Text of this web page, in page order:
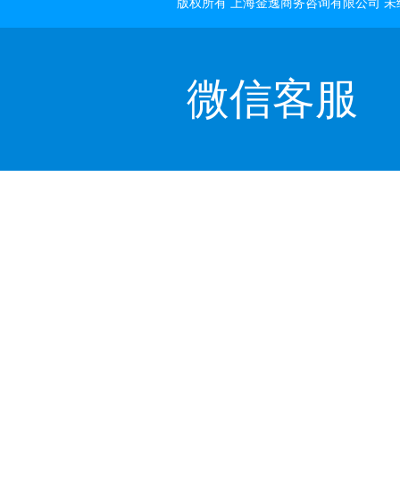
版权所有 上海金逸商务咨询有限公司
微信客服